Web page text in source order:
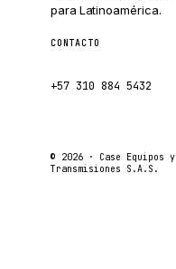
para Latinoamérica.
CONTACTO
+57 310 884 5432
© 2026 · Case Equipos y
Transmisiones S.A.S.